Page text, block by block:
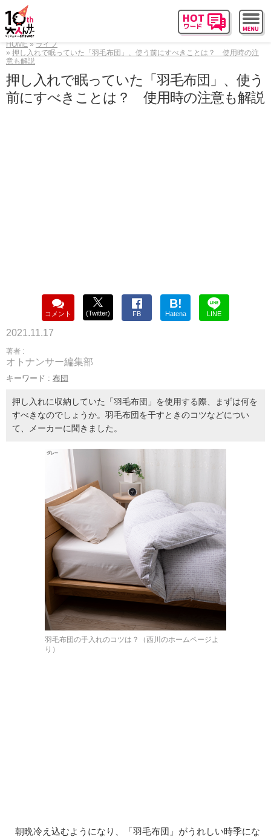
HOME
ライフ
押し入れで眠っていた「羽毛布団」、使う前にすべきことは？ 使用時の注
意も解説
押し入れで眠っていた「羽毛布団」、使う
前にすべきことは？ 使用時の注意も解説
コメント (Twitter) FB
B!
Hatena LINE
2021.11.17
著者 :
オトナンサー編集部
キーワード : 布団
押し入れに収納していた「羽毛布団」を使用する際、まずは何を
すべきなのでしょうか。羽毛布団を干すときのコツなどについ
て、メーカーに聞きました。
羽毛布団の手入れのコツは？（西川のホームページよ
り）
朝晩冷え込むようになり、「羽毛布団」がうれしい時季にな